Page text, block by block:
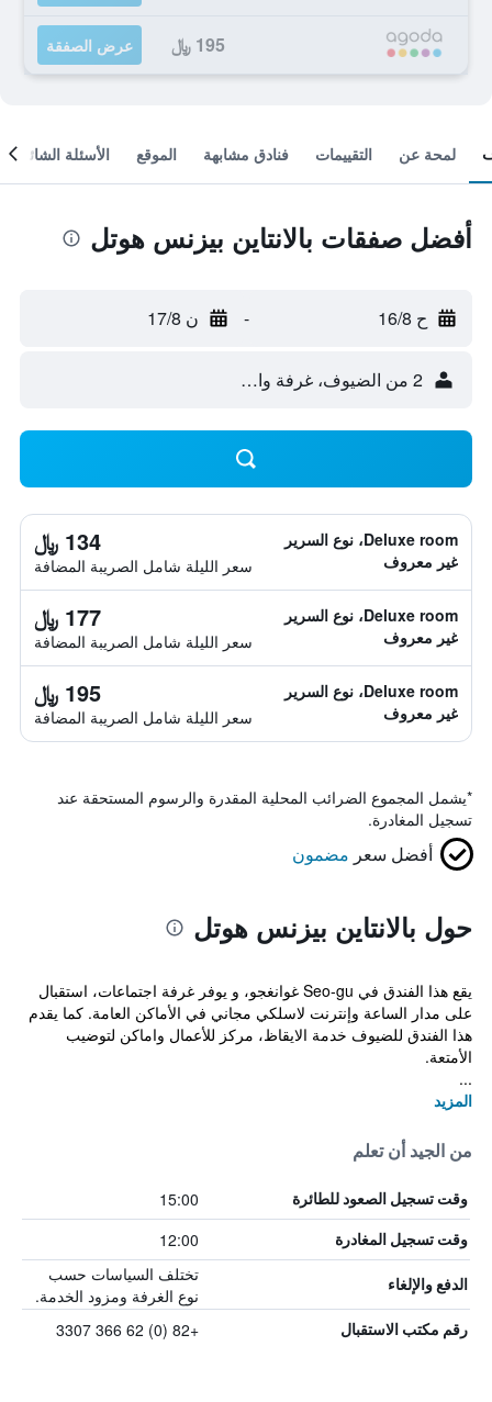
195 ﷼ عرض الصفقة
لمحة عن التقييمات فنادق مشابهة الموقع الأسئلة الشائعة
أفضل صفقات بالانتاين بيزنس هوتل
ح 16/8 - ن 17/8
2 من الضيوف، غرفة واحدة
Deluxe room، نوع السرير
غير معروف
134 ﷼
سعر الليلة شامل الصريبة المضافة
Deluxe room، نوع السرير
غير معروف
177 ﷼
سعر الليلة شامل الصريبة المضافة
Deluxe room، نوع السرير
غير معروف
195 ﷼
سعر الليلة شامل الصريبة المضافة
*يشمل المجموع الضرائب المحلية المقدرة والرسوم المستحقة عند
تسجيل المغادرة.
أفضل سعر مضمون
حول بالانتاين بيزنس هوتل
يقع هذا الفندق في Seo-gu غوانغجو، و يوفر غرفة اجتماعات، استقبال
على مدار الساعة وإنترنت لاسلكي مجاني في الأماكن العامة. كما يقدم
هذا الفندق للضيوف خدمة الايقاظ، مركز للأعمال واماكن لتوضيب
الأمتعة.
...
المزيد
من الجيد أن تعلم
وقت تسجيل الصعود للطائرة 15:00
وقت تسجيل المغادرة 12:00
الدفع والإلغاء
تختلف السياسات حسب
نوع الغرفة ومزود الخدمة.
رقم مكتب الاستقبال +82 (0) 62 366 3307